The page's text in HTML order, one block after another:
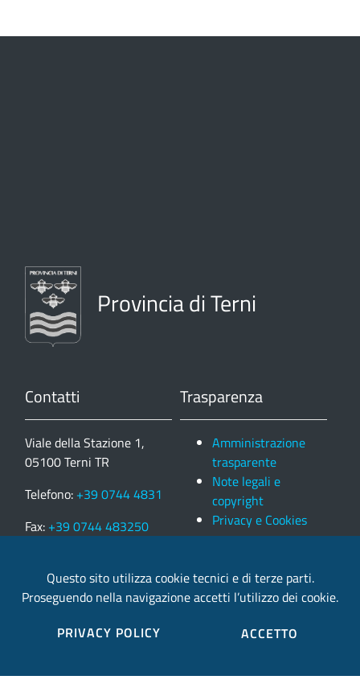
Provincia di Terni
Contatti
Viale della Stazione 1,
05100 Terni TR
Telefono: +39 0744 4831
Fax: +39 0744 483250
email:
Trasparenza
Amministrazione
trasparente
Note legali e
copyright
Privacy e Cookies
Credits
Questo sito utilizza cookie tecnici e di terze parti.
Proseguendo nella navigazione accetti l’utilizzo dei cookie.
PRIVACY POLICY
ACCETTO